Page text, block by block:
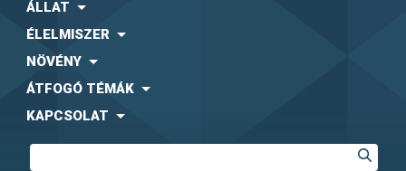
ÁLLAT
ÉLELMISZER
NÖVÉNY
ÁTFOGÓ TÉMÁK
KAPCSOLAT